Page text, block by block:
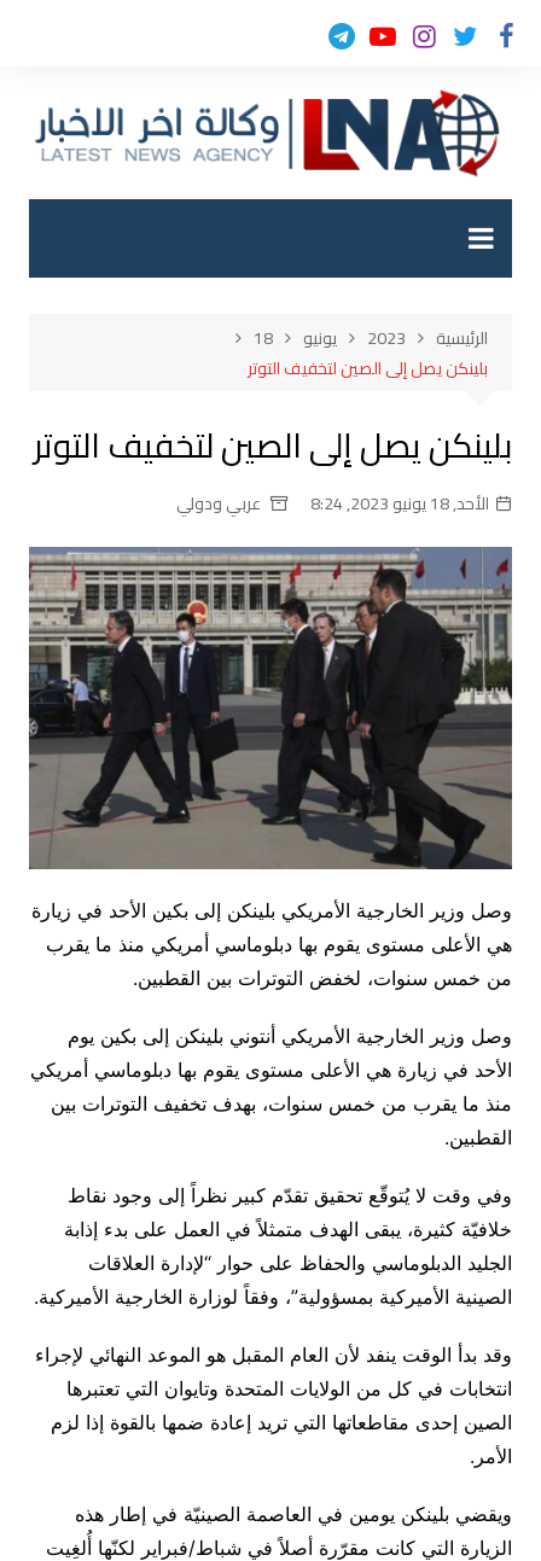
التجاوز
الرئيسية 2023 يونيو
18
بلينكن يصل إلى الصين لتخفيف التوتر
بلينكن يصل إلى الصين لتخفيف التوتر
الأحد, 18 يونيو 2023, 8:24 عربي ودولي
وصل وزير الخارجية الأمريكي بلينكن إلى بكين الأحد في زيارة
هي الأعلى مستوى يقوم بها دبلوماسي أمريكي منذ ما يقرب
من خمس سنوات، لخفض التوترات بين القطبين.
وصل وزير الخارجية الأمريكي أنتوني بلينكن إلى بكين يوم
الأحد في زيارة هي الأعلى مستوى يقوم بها دبلوماسي أمريكي
منذ ما يقرب من خمس سنوات، بهدف تخفيف التوترات بين
القطبين.
وفي وقت لا يُتوقّع تحقيق تقدّم كبير نظراً إلى وجود نقاط
خلافيّة كثيرة، يبقى الهدف متمثلاً في العمل على بدء إذابة
الجليد الدبلوماسي والحفاظ على حوار “لإدارة العلاقات
الصينية الأميركية بمسؤولية”، وفقاً لوزارة الخارجية الأميركية.
وقد بدأ الوقت ينفد لأن العام المقبل هو الموعد النهائي لإجراء
انتخابات في كل من الولايات المتحدة وتايوان التي تعتبرها
الصين إحدى مقاطعاتها التي تريد إعادة ضمها بالقوة إذا لزم
الأمر.
ويقضي بلينكن يومين في العاصمة الصينيّة في إطار هذه
الزيارة التي كانت مقرّرة أصلاً في شباط/فبراير لكنّها أُلغِيت